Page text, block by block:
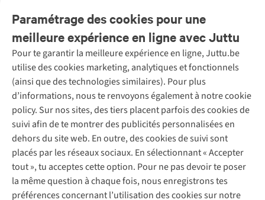
Complétez le look
Achète la tenue
Paramétrage des cookies pour une
meilleure expérience en ligne avec Juttu
Pour te garantir la meilleure expérience en ligne, Juttu.be
utilise des cookies marketing, analytiques et fonctionnels
(ainsi que des technologies similaires). Pour plus
d’informations, nous te renvoyons également à notre cookie
policy. Sur nos sites, des tiers placent parfois des cookies de
suivi afin de te montrer des publicités personnalisées en
dehors du site web. En outre, des cookies de suivi sont
placés par les réseaux sociaux. En sélectionnant « Accepter
tout », tu acceptes cette option. Pour ne pas devoir te poser
la même question à chaque fois, nous enregistrons tes
préférences concernant l’utilisation des cookies sur notre
Service client
Questions fréquentes
Commander
Payer
10 % réduction étudiants
Klarna : post-paiement
Livraison
Retourner
Rétractation d'une commande
Nos services
Vintage - ReJUsed
Atelier de couture
Personal shopping
Boîte à vêtements
Événements / ateliers
Juttu
Qui sommes-nous ?
Juttu Friends
Inspiration
Abonne-toi à la newsletter